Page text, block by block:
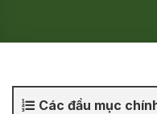
Các đầu mục